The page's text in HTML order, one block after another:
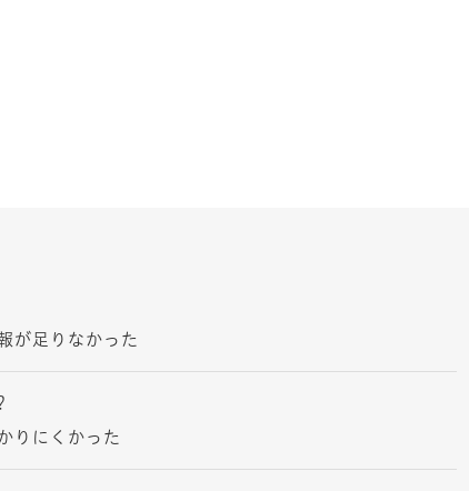
が足りなかった
りにくかった